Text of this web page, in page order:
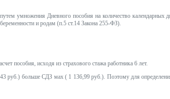
путем умножения Дневного пособия на количество календарных
и родам (п.5 ст.14 Закона 255-ФЗ).
пособия, исходя из страхового стажа работника 6 лет.
руб.) больше СДЗ мах ( 1 136,99 руб.). Поэтому для